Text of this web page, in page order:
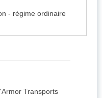
- régime ordinaire
Transports